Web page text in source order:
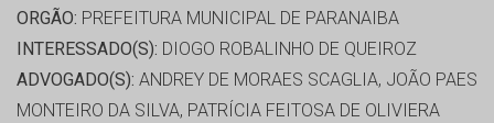
ORGÃO: PREFEITURA MUNICIPAL DE PARANAIBA
INTERESSADO(S): DIOGO ROBALINHO DE QUEIROZ
ADVOGADO(S): ANDREY DE MORAES SCAGLIA, JOÃO PAES
MONTEIRO DA SILVA, PATRÍCIA FEITOSA DE OLIVIERA